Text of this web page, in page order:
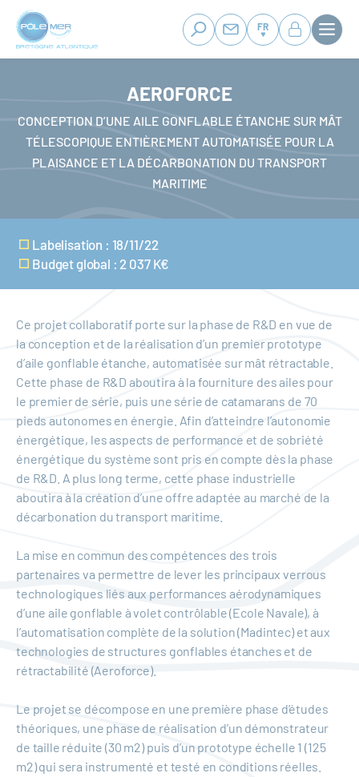
Panneau de gestion des cookies
Aller
contenu
FR
AEROFORCE
CONCEPTION D’UNE AILE GONFLABLE ÉTANCHE SUR MÂT
TÉLESCOPIQUE ENTIÈREMENT AUTOMATISÉE POUR LA
PLAISANCE ET LA DÉCARBONATION DU TRANSPORT
MARITIME
Labelisation : 18/11/22
Budget global : 2 037 K€
Ce projet collaboratif porte sur la phase de R&D en vue de
la conception et de la réalisation d’un premier prototype
d’aile gonflable étanche, automatisée sur mât rétractable.
Cette phase de R&D aboutira à la fourniture des ailes pour
le premier de série, puis une série de catamarans de 70
pieds autonomes en énergie. Afin d’atteindre l’autonomie
énergétique, les aspects de performance et de sobriété
énergétique du système sont pris en compte dès la phase
de R&D. A plus long terme, cette phase industrielle
aboutira à la création d’une offre adaptée au marché de la
décarbonation du transport maritime.
La mise en commun des compétences des trois
partenaires va permettre de lever les principaux verrous
technologiques liés aux performances aérodynamiques
d’une aile gonflable à volet contrôlable (Ecole Navale), à
l’automatisation complète de la solution (Madintec) et aux
technologies de structures gonflables étanches et de
rétractabilité (Aeroforce).
Le projet se décompose en une première phase d’études
théoriques, une phase de réalisation d’un démonstrateur
de taille réduite (30 m2) puis d’un prototype échelle 1 (125
m2) qui sera instrumenté et testé en conditions réelles.